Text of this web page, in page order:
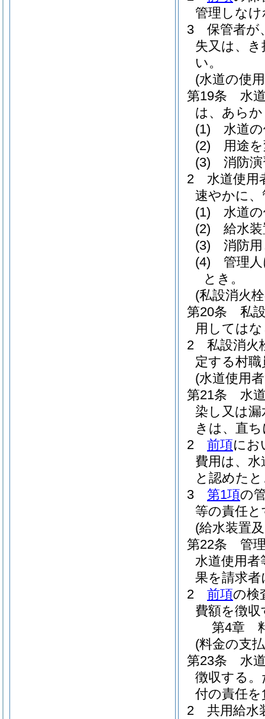
管理しな
3
保管者が
失又は、
い。
(水道の使
第19条
水
は、あら
(1)
水道
(2)
用途
(3)
消防
2
水道使用
速やかに
(1)
水道
(2)
給水
(3)
消防
(4)
管理
とき。
(私設消火
第20条
私
用しては
2
私設消火
定する村
(水道使用
第21条
水
染し又は
きは、直
2
前項にお
費用は、
と認めた
3
第1項の
等の責任
(給水装置
第22条
管
水道使用
果を請求
2
前項の検
費額を徴収
第4章
(料金の支
第23条
水
徴収する。
付の責任
2
共用給水